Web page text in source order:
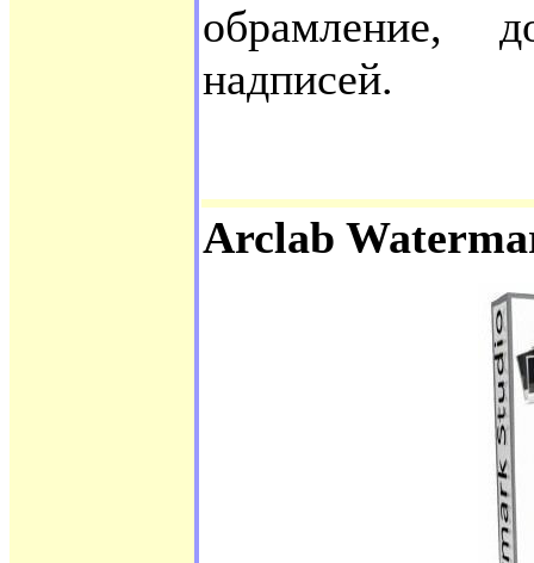
обрамление,
надписей.
Arclab